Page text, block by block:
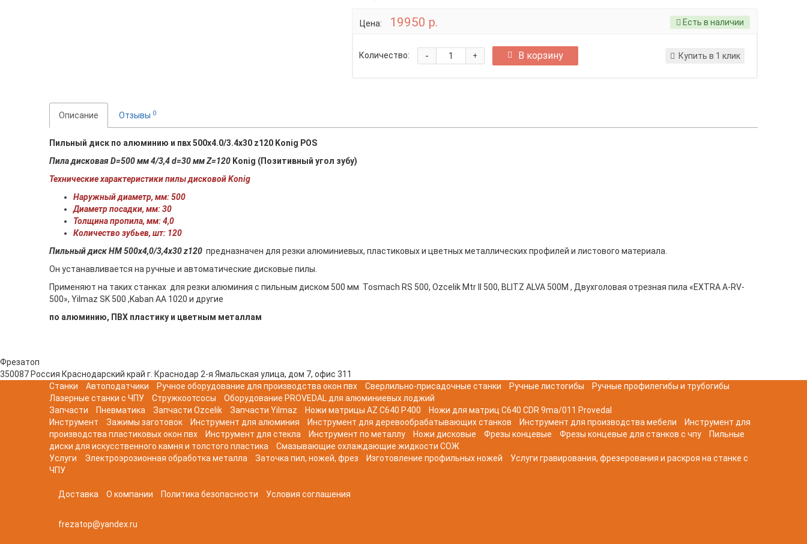
Цена: 19950 р. Есть в наличии
Количество: +
- В корзину Купить в 1 клик
Описание Отзывы 0
Пильный диск по алюминию и пвх 500x4.0/3.4x30 z120 Konig POS
Пила дисковая D=500 мм 4/3,4 d=30 мм Z=120 Konig (Позитивный угол зубу)
Технические характеристики пилы дисковой Konig
Наружный диаметр, мм: 500
Диаметр посадки, мм: 30
Толщина пропила, мм: 4,0
Количество зубьев, шт: 120
Пильный диск HM 500х4,0/3,4х30 z120 предназначен для резки алюминиевых, пластиковых и цветных металлических профилей и листового материала.
Он устанавливается на ручные и автоматические дисковые пилы.
Применяют на таких станках для резки алюминия с пильным диском 500 мм Tosmach RS 500, Ozcelik Mtr II 500, BLITZ ALVA 500M , Двухголовая отрезная пила «EXTRA A-RV-
500», Yilmaz SK 500 ,Kaban AA 1020 и другие
по алюминию, ПВХ пластику и цветным металлам
Фрезатоп
350087 Россия Краснодарский край г. Краснодар 2-я Ямальская улица, дом 7, офис 311
Станки
Автоподатчики Ручное оборудование для производства окон пвх Сверлильно-присадочные станки Ручные листогибы
Ручные профилегибы и трубогибы
Лазерные станки с ЧПУ
Стружкоотсосы
Оборудование PROVEDAL для алюминиевых лоджий
Запчасти
Пневматика Запчасти Ozcelik Запчасти Yilmaz Ножи матрицы AZ C640 P400
Ножи для матриц C640 CDR 9ma/011 Provedal
Инструмент
Зажимы заготовок Инструмент для алюминия Инструмент для деревообрабатывающих станков Инструмент для производства мебели
Инструмент для
производства пластиковых окон пвх
Инструмент для стекла Инструмент по металлу Ножи дисковые Фрезы концевые Фрезы концевые для станков с чпу
Пильные
диски для искусственного камня и толстого пластика
Смазывающие охлаждающие жидкости СОЖ
Услуги
Электроэрозионная обработка металла Заточка пил, ножей, фрез Изготовление профильных ножей
Услуги гравирования, фрезерования и раскроя на станке с
ЧПУ
Доставка О компании Политика безопасности Условия соглашения
frezatop@yandex.ru